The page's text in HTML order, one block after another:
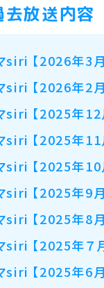
去放送内容
siri 【2026年3月
siri 【2026年2月
siri 【2025年12
siri 【2025年11
siri 【2025年10
siri 【2025年9月
siri 【2025年8月
siri 【2025年７
siri 【2025年6月